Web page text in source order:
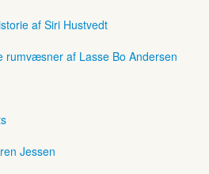
af Siri Hustvedt
rumvæsner af Lasse Bo Andersen
Jessen